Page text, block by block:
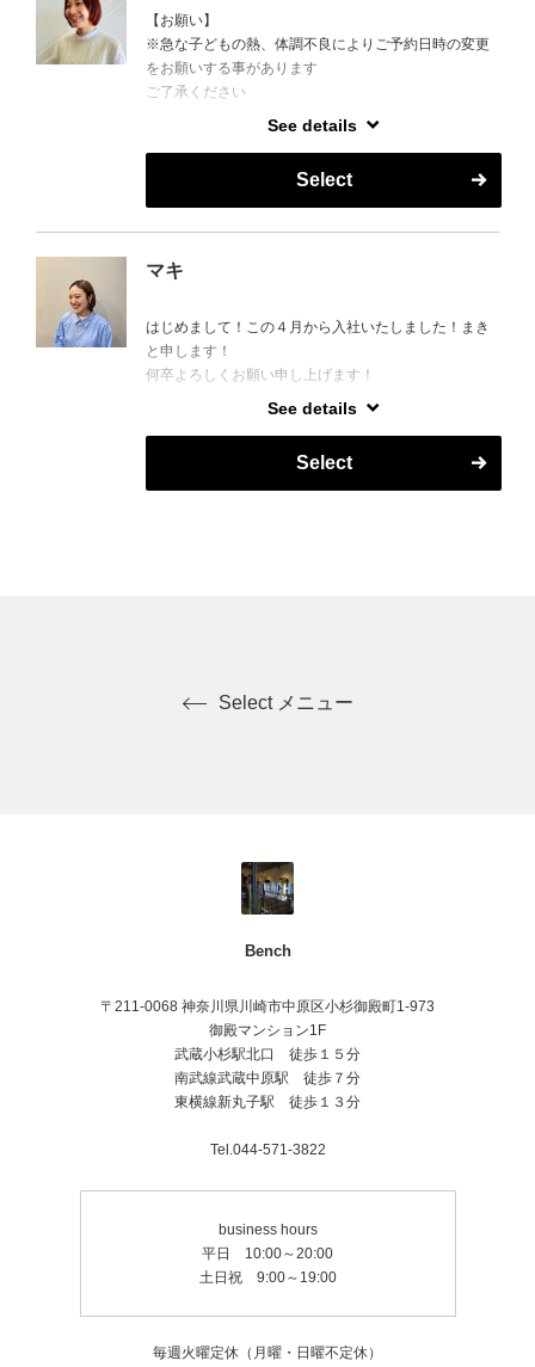
【お願い】
※急な子どもの熱、体調不良によりご予約日時の変更
をお願いする事があります
ご了承ください
よろしくお願いいたします。
☆お客様の悩みや「こうなりたい」という希望に寄り
添い、少しでも満足して頂けるような技術を提供しま
趣味：漫画、カメラ
See details
Select
マキ
はじめまして！この４月から入社いたしました！まき
と申します！
何卒よろしくお願い申し上げます！
現在、理容師歴８年目です！
顔剃りは剃ってあげることも、剃られることもとって
See details
Select
Select メニュー
Bench
〒211-0068 神奈川県川崎市中原区小杉御殿町1-973
御殿マンション1F
武蔵小杉駅北口 徒歩１５分
南武線武蔵中原駅 徒歩７分
東横線新丸子駅 徒歩１３分
Tel.044-571-3822
business hours
平日 10:00～20:00
土日祝 9:00～19:00
毎週火曜定休（月曜・日曜不定休）